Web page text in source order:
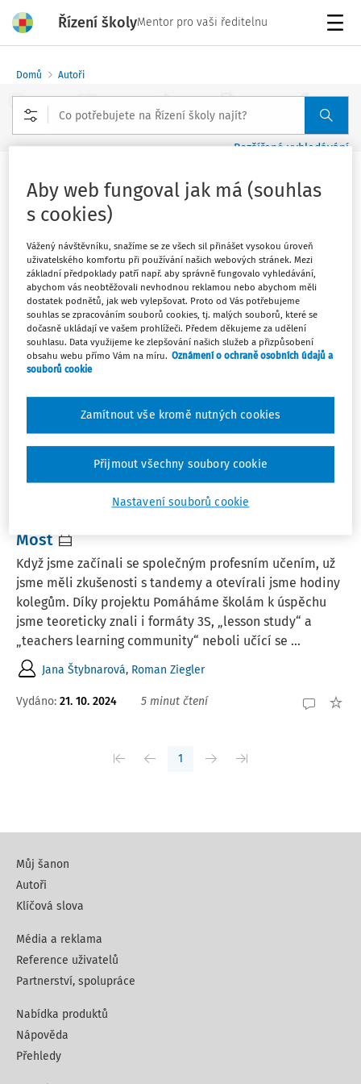
Řízení školyMentor pro vaši ředitelnu
Domů Autoři
Rozšířené vyhledávání
Roman Ziegler - strana 1
Sledovat autora
ředitel 8. ZŠ Most a pedagogický konzultant Pomáháme
školám k úspěchu
Filtr
Řadit podle:
Nejstarší
Most
Když jsme začínali se společným profesním učením, už
jsme měli zkušenosti s tandemy a otevírali jsme hodiny
kolegům. Díky projektu Pomáháme školám k úspěchu
jsme teoreticky znali i formáty 3S, „lesson study“ a
„teachers learning community“ neboli učící se ...
Jana Štybnarová, Roman Ziegler
Vydáno: 21. 10. 2024 5 minut čtení
1
Můj šanon
Autoři
Klíčová slova
Média a reklama
Reference uživatelů
Partnerství, spolupráce
Nabídka produktů
Nápověda
Přehledy
Aby web fungoval jak má (souhlas
s cookies)
Vážený návštěvníku, snažíme se ze všech sil přinášet vysokou úroveň
uživatelského komfortu při používání našich webových stránek. Mezi
základní předpoklady patří např. aby správně fungovalo vyhledávání,
abychom vás neobtěžovali nevhodnou reklamou nebo abychom měli
dostatek podnětů, jak web vylepšovat. Proto od Vás potřebujeme
souhlas se zpracováním souborů cookies, tj. malých souborů, které se
dočasně ukládají ve vašem prohlížeči. Předem děkujeme za udělení
souhlasu. Data využijeme ke zlepšování našich služeb a přizpůsobení
obsahu webu přímo Vám na míru. Oznámení o ochraně osobních údajů a
souborů cookie
Nastavení souborů cookie
Zamítnout vše kromě nutných cookies
Přijmout všechny soubory cookie